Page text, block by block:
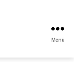
Menü